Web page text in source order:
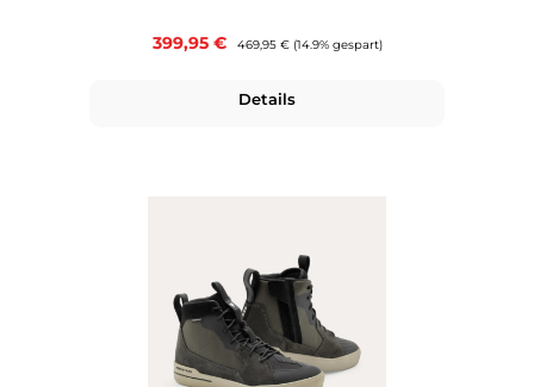
Verkaufspreis:
399,95 € Regulärer Preis:
469,95 € (14.9% gespart)
Details